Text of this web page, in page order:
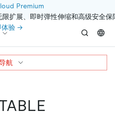
Premium
扩展、即时弹性伸缩和高级安全保
体验 →
航